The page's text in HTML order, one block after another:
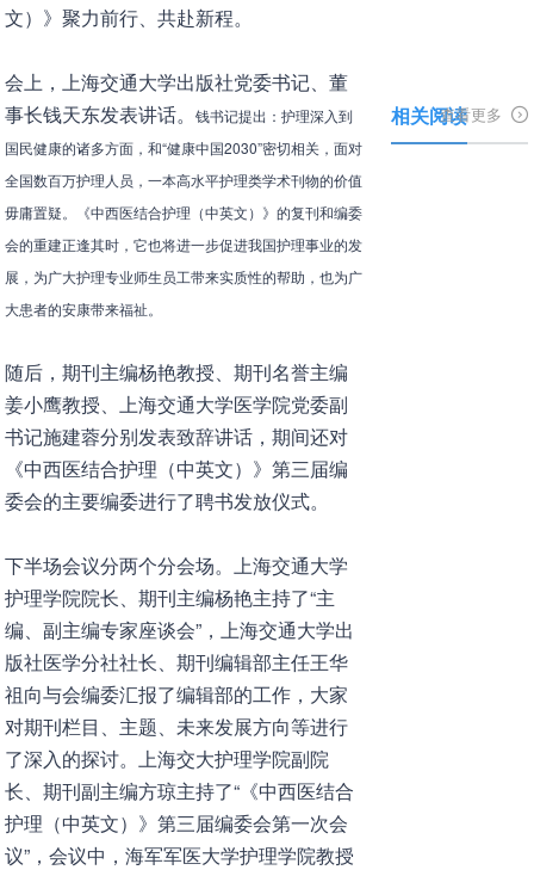
文）》聚力前行、共赴新程。
会上，上海交通大学出版社党委书记、董
事长钱天东发表讲话。钱书记提出：护理深入到
国民健康的诸多方面，和“健康中国2030”密切相关，面对
全国数百万护理人员，一本高水平护理类学术刊物的价值
毋庸置疑。《中西医结合护理（中英文）》的复刊和编委
会的重建正逢其时，它也将进一步促进我国护理事业的发
展，为广大护理专业师生员工带来实质性的帮助，也为广
大患者的安康带来福祉。
随后，期刊主编杨艳教授、期刊名誉主编
姜小鹰教授、上海交通大学医学院党委副
书记施建蓉分别发表致辞讲话，期间还对
《中西医结合护理（中英文）》第三届编
委会的主要编委进行了聘书发放仪式。
下半场会议分两个分会场。上海交通大学
护理学院院长、期刊主编杨艳主持了“主
编、副主编专家座谈会”，上海交通大学出
版社医学分社社长、期刊编辑部主任王华
祖向与会编委汇报了编辑部的工作，大家
对期刊栏目、主题、未来发展方向等进行
了深入的探讨。上海交大护理学院副院
长、期刊副主编方琼主持了“《中西医结合
护理（中英文）》第三届编委会第一次会
议”，会议中，海军军医大学护理学院教授
相关阅读查看更多